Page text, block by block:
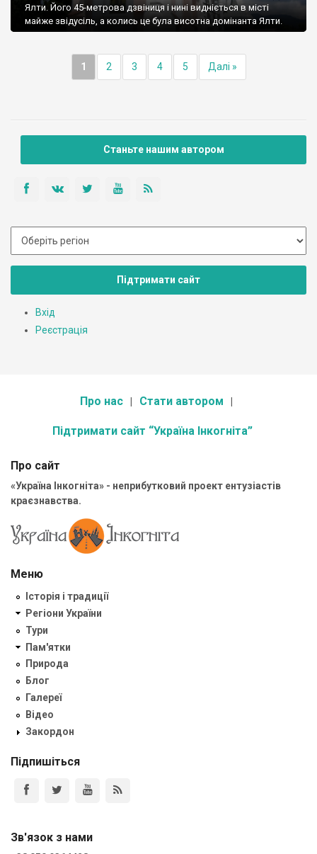
Ялти. Його 45-метрова дзвіниця і нині видніється в місті
майже звідусіль, а колись це була висотна домінанта Ялти.
1 2 3 4 5 Далі »
Станьте нашим автором
Підтримати сайт
Вхід
Реєстрація
Про нас Стати автором
Підтримати сайт “Україна Інкогніта”
Про сайт
«Україна Інкогніта» - неприбутковий проект ентузіастів
краєзнавства.
Меню
Історія і традиції
Регіони України
Тури
Пам'ятки
Природа
Блог
Галереї
Відео
Закордон
Підпишіться
Зв'язок з нами